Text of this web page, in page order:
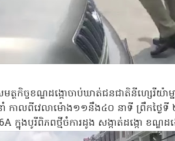
មត្ថកិច្ចខណ្ឌដង្កោចាប់ឃាត់ជនជាតិនីហ្សេរីយ៉
នាំ កាលពីវេលាម៉ោង១១នឹង៤០ នាទី ព្រឹកថ្ង
ក្នុងបូរីពិភពថ្មីចំការដូង សង្កាត់ដង្កោ ខណ្ឌដ